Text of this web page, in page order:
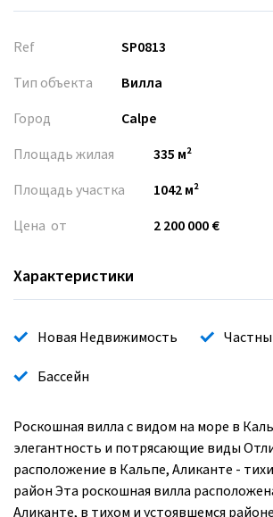
Ref
SP0813
Тип объекта
Вилла
Город
Calpe
Площадь жилая
335 м²
Площадь участка
1042 м²
Цена от
2 200 000 €
Характеристики
Новая Недвижимость
Бассейн
Роскошная вилла с видом на море в
элегантность и потрясающие виды
расположение в Кальпе, Аликанте -
район Эта роскошная вилла
Аликанте, в тихом и устоявшемся